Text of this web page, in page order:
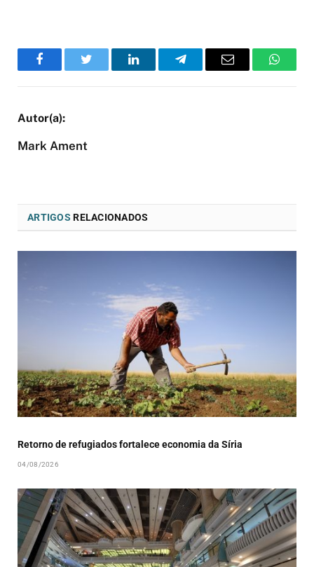
FacebookTwitter LinkedInTelegramEmail
Mark Ament
ARTIGOS RELACIONADOS
Retorno de refugiados fortalece economia da Síria
04/08/2026